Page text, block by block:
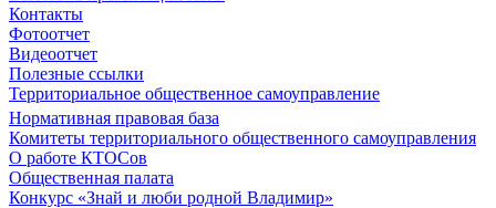
Контакты
Фотоотчет
Видеоотчет
Полезные ссылки
Территориальное общественное самоуправление
Нормативная правовая база
Комитеты территориального общественного самоуправления
О работе КТОСов
Общественная палата
Конкурс «Знай и люби родной Владимир»